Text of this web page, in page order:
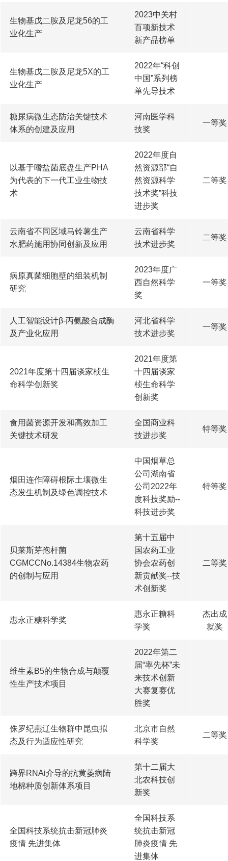
生物基戊二胺及尼龙56的工
业化生产
2023中关村
百项新技术
新产品榜单
生物基戊二胺及尼龙5X的工
业化生产
2022年“科创
中国”系列榜
单先导技术
糖尿病微生态防治关键技术
体系的创建及应用
河南医学科
技奖
一等奖
以基于嗜盐菌底盘生产PHA
为代表的下一代工业生物技
术
2022年度自
然资源部“自
然资源科学
技术奖”科技
进步奖
二等奖
云南省不同区域马铃薯生产
水肥药施用协同创新及应用
云南省科学
技术进步奖
二等奖
病原真菌细胞壁的组装机制
研究
2023年度广
西自然科学
奖
一等奖
人工智能设计β-丙氨酸合成酶
及产业化应用
河北省科学
技术进步奖
一等奖
2021年度第十四届谈家桢生
命科学创新奖
2021年度第
十四届谈家
桢生命科学
创新奖
食用菌资源开发和高效加工
关键技术研发
全国商业科
技进步奖
特等奖
烟田连作障碍根际土壤微生
态发生机制及绿色调控技术
中国烟草总
公司湖南省
公司2022年
度科技奖励--
科技进步奖
特等奖
贝莱斯芽孢杆菌
CGMCCNo.14384生物农药
的创制与应用
第十五届中
国农药工业
协会农药创
新贡献奖--技
术创新奖
二等奖
惠永正糖科学奖
惠永正糖科
学奖
杰出成
就奖
维生素B5的生物合成与颠覆
性生产技术项目
2022年第二
届“率先杯”未
来技术创新
大赛复赛优
胜奖
侏罗纪燕辽生物群中昆虫拟
态及行为适应性研究
北京市自然
科学奖
二等奖
跨界RNAi介导的抗黄萎病陆
地棉种质创新体系项目
第十二届大
北农科技创
新奖
全国科技系统抗击新冠肺炎
疫情 先进集体
全国科技系
统抗击新冠
肺炎疫情 先
进集体